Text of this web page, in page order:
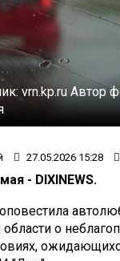
vrn.kp.ruАвтор
27.05.2026 15:28
- DIXINEWS.
о